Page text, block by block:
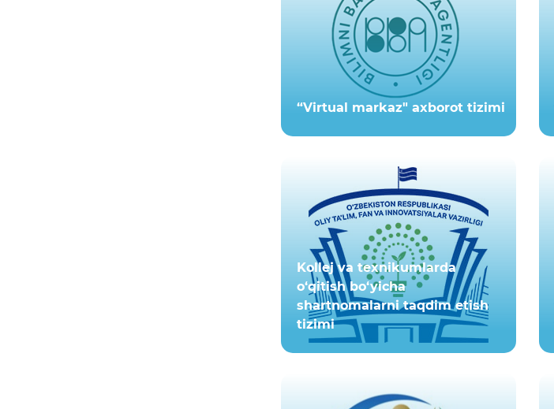
“Virtual markaz" axborot tizimi
Kollej va texnikumlarda
o‘qitish bo‘yicha
shartnomalarni taqdim etish
tizimi